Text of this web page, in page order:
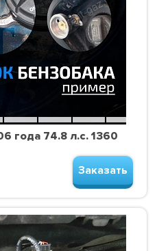
года 74.8 л.с. 1360
Заказать